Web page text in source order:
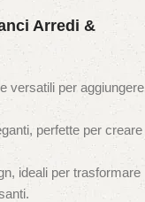
Arredi &
versatili per aggiungere
perfette per creare
ideali per trasformare